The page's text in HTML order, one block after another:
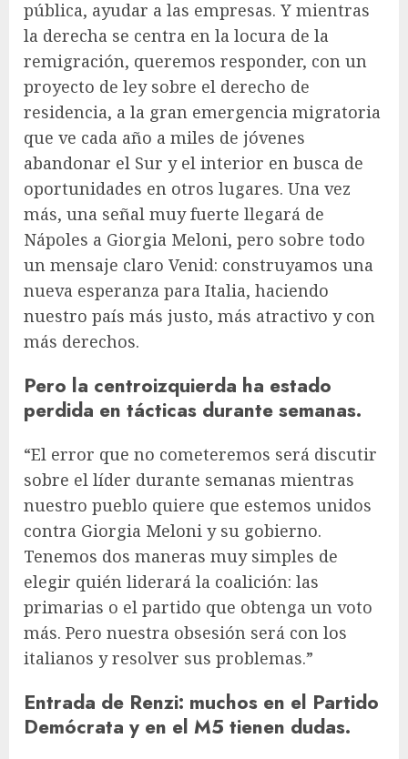
pública, ayudar a las empresas. Y mientras
la derecha se centra en la locura de la
remigración, queremos responder, con un
proyecto de ley sobre el derecho de
residencia, a la gran emergencia migratoria
que ve cada año a miles de jóvenes
abandonar el Sur y el interior en busca de
oportunidades en otros lugares. Una vez
más, una señal muy fuerte llegará de
Nápoles a Giorgia Meloni, pero sobre todo
un mensaje claro Venid: construyamos una
nueva esperanza para Italia, haciendo
nuestro país más justo, más atractivo y con
más derechos.
Pero la centroizquierda ha estado
perdida en tácticas durante semanas.
“El error que no cometeremos será discutir
sobre el líder durante semanas mientras
nuestro pueblo quiere que estemos unidos
contra Giorgia Meloni y su gobierno.
Tenemos dos maneras muy simples de
elegir quién liderará la coalición: las
primarias o el partido que obtenga un voto
más. Pero nuestra obsesión será con los
italianos y resolver sus problemas.”
Entrada de Renzi: muchos en el Partido
Demócrata y en el M5 tienen dudas.